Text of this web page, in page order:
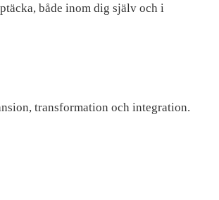
både inom dig själv och i
transformation och integration.